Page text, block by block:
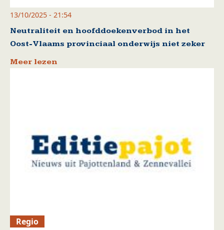
13/10/2025 - 21:54
Neutraliteit en hoofddoekenverbod in het
Oost-Vlaams provinciaal onderwijs niet zeker
Meer lezen
Regio